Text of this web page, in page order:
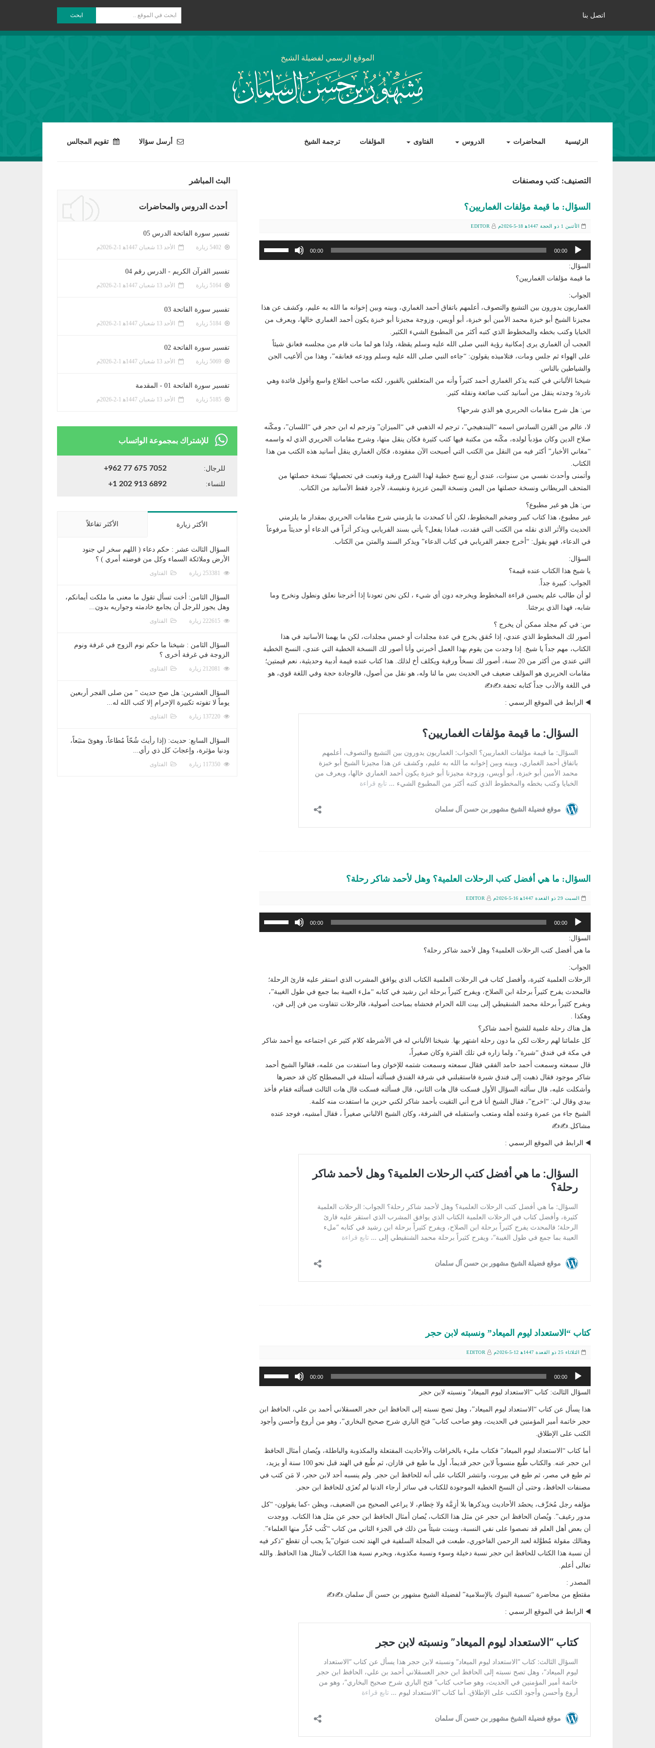
اتصل بنا ابحث
الموقع الرسمي لفضيلة الشيخ
الرئيسية المحاضرات الدروس الفتاوى المؤلفات ترجمة الشيخ أرسل سؤالا تقويم المجالس
التصنيف: كتب ومصنفات
السؤال: ما قيمة مؤلفات الغماريين؟
الأثنين 1 ذو الحجة 1447ﻫ 18-5-2026م EDITOR
مشغل
الصوت
00:00
00:00
لزيادة
السؤال:
ما قيمة مؤلفات الغماريين؟
الجواب:
الغماريون يدورون بين التشيع والتصوف، أعلمهم باتفاق أحمد الغماري، وبينه وبين إخوانه ما الله به عليم، وكشف عن هذا
مجيزنا الشيخ أبو خبزة محمد الأمين أبو خبزة، أبو أويس، وزوجة مجيزنا أبو خبزة يكون أحمد الغماري خالها، ويعرف من
الخبايا وكتب بخطه والمخطوط الذي كتبه أكثر من المطبوع الشيء الكثير.
العجب أن الغماري يرى إمكانية رؤية النبي صلى الله عليه وسلم يقظة، ولذا هو لما مات قام من مجلسه فعانق شيئاً
على الهواء ثم جلس ومات، فتلاميذه يقولون: “جاءه النبي صلى الله عليه وسلم وودعه فعانقه”، وهذا من ألأعيب الجن
والشياطين بالناس.
شيخنا الألباني في كتبه يذكر الغماري أحمد كثيراً وأنه من المتعلقين بالقبور، لكنه صاحب اطلاع واسع وأقول فائدة وهي
نادرة؛ وجدته ينقل من أسانيد كتب ضائعة ونقله كثير.
س: هل شرح مقامات الحريري هو الذي شرحها؟
لا، عالم من القرن السادس اسمه “البندهيجي”، ترجم له الذهبي في “الميزان” وترجم له ابن حجر في “اللسان”، ومكّنه
صلاح الدين وكان مؤدباً لولده، مكّنه من مكتبة فيها كتب كثيرة فكان ينقل منها، وشرح مقامات الحريري الذي له واسمه
“مغاني الأخبار” أكثر فيه من النقل من الكتب التي أصبحت الآن مفقودة، فكان الغماري ينقل أسانيد هذه الكتب من هذا
الكتاب.
وأتمنى وأحدث نفسي من سنوات، عندي أربع نسخ خطية لهذا الشرح ورقية وتعبت في تحصيلها؛ نسخة حصلتها من
المتحف البريطاني ونسخة حصلتها من اليمن ونسخة اليمن عزيزة ونفيسة، لأجرد فقط الأسانيد من الكتاب.
س: هل هو غير مطبوع؟
غير مطبوع، هذا كتاب كبير وضخم المخطوط، لكن أنا كمحدث ما يلزمني شرح مقامات الحريري بمقدار ما يلزمني
الحديث والأثر الذي نقله من الكتب التي فقدت، فماذا يفعل؟ يأتي بسند الفريابي ويذكر أثراً في الدعاء أو حديثاً مرفوعاً
في الدعاء، فهو يقول: “أخرج جعفر الفريابي في كتاب الدعاء” ويذكر السند والمتن من الكتاب.
السؤال:
يا شيخ هذا الكتاب عنده قيمة؟
الجواب: كبيرة جداً.
لو أن طالب علم يحسن قراءة المخطوط ويخرجه دون أي شيء ، لكن نحن تعودنا إذا أخرجنا نعلق ونطول ونخرج وما
شابه، فهذا الذي يرجئنا.
س: في كم مجلد ممكن أن يخرج ؟
أصور لك المخطوط الذي عندي، إذا حُقق يخرج في عدة مجلدات أو خمس مجلدات، لكن ما يهمنا الأسانيد في هذا
الكتاب، مهم جداً يا شيخ. إذا وجدت من يقوم بهذا العمل أخبرني وأنا أصور لك النسخة الخطية التي عندي، النسخ الخطية
التي عندي من أكثر من 20 سنة، أصور لك نسخاً ورقية ويكلف أخ لذلك. هذا كتاب عنده قيمة أدبية وحديثية، نعم قيمتين؛
مقامات الحريري هو المؤلف ضعيف في الحديث بس ما لنا وله، هو نقل من أصول، فالوجادة حجة وفي اللغة قوي، هو
في اللغة والأدب جداً كتابه تحفة.✍️✍️
◀️ الرابط في الموقع الرسمي :
السؤال: ما هي أفضل كتب الرحلات العلمية؟ وهل لأحمد شاكر رحلة؟
السبت 29 ذو القعدة 1447ﻫ 16-5-2026م EDITOR
مشغل
الصوت
00:00
00:00
السؤال:
ما هي أفضل كتب الرحلات العلمية؟ وهل لأحمد شاكر رحلة؟
الجواب:
الرحلات العلمية كثيرة، وأفضل كتاب في الرحلات العلمية الكتاب الذي يوافق المشرب الذي استقر عليه قارئ الرحلة؛
فالمحدث يفرح كثيراً برحلة ابن الصلاح، ويفرح كثيراً برحلة ابن رشيد في كتابه “ملء العيبة بما جمع في طول الغيبة”،
ويفرح كثيراً برحلة محمد الشنقيطي إلى بيت الله الحرام فحشاه بمباحث أصولية، فالرحلات تتفاوت من فن إلى فن،
وهكذا .
هل هناك رحلة علمية للشيخ أحمد شاكر؟
كل علمائنا لهم رحلات لكن ما دون رحلة اشتهر بها. شيخنا الألباني له في الأشرطة كلام كثير عن اجتماعه مع أحمد شاكر
في مكة في فندق “شبرة”، ولما زاره في تلك الفترة وكان صغيراً،
قال سمعته وسمعت أحمد حامد الفقي فقال سمعته وسمعت شتمه للإخوان وما استفدت من علمه، فقالوا الشيخ أحمد
شاكر موجود فقال ذهبت إلى فندق شبرة فاستقبلني في شرفة الفندق فسألته أسئلة في المصطلح كان قد حضرها
وأشكلت عليه، قال سألته السؤال الأول فسكت قال هات الثاني، قال فسألته فسكت قال هات الثالث فسألته فقام فأخذ
بيدي وقال لي: “اخرج”، فقال الشيخ أنا فرح أني التقيت بأحمد شاكر لكني حزين ما استفدت منه كلمة.
الشيخ جاء من عمرة وعنده أهله ومتعب واستقبله في الشرفة، وكان الشيخ الالباني صغيراً ، فقال أمشيه، فوجد عنده
مشاكل.✍️✍️
◀️ الرابط في الموقع الرسمي :
كتاب “الاستعداد ليوم الميعاد” ونسبته لابن حجر
الثلاثاء 25 ذو القعدة 1447ﻫ 12-5-2026م EDITOR
مشغل
الصوت
00:00
00:00
أعلى/
أسفل
السؤال الثالث: كتاب “الاستعداد ليوم الميعاد” ونسبته لابن حجر
هذا يسأل عن كتاب “الاستعداد ليوم الميعاد”، وهل تصح نسبته إلى الحافظ ابن حجر العسقلاني أحمد بن علي، الحافظ ابن
حجر خاتمة أمير المؤمنين في الحديث، وهو صاحب كتاب” فتح الباري شرح صحيح البخاري”، وهو من أروع وأحسن وأجود
الكتب على الإطلاق.
أما كتاب “الاستعداد ليوم الميعاد” فكتاب مليء بالخرافات والأحاديث المفتعلة والمكذوبة والباطلة، ويُصان أمثال الحافظ
ابن حجر عنه. والكتاب طُبع منسوباً لابن حجر قديماً، أول ما طبع في قازان، ثم طُبع في الهند قبل نحو 100 سنة أو يزيد،
ثم طبع في مصر، ثم طبع في بيروت، وانتشر الكتاب على أنه للحافظ ابن حجر. ولم ينسبه أحد لابن حجر، لا مَن كتب في
مصنفات الحافظ، وحتى أن النسخ الخطية الموجودة للكتاب في سائر أرجاء الدنيا لم تُعزَى للحافظ ابن حجر.
مؤلفه رجل مُخرِّف، يحصُد الأحاديث ويذكرها بلا أزِمَّة ولا خِطام، لا يراعي الصحيح من الضعيف، ويظن -كما يقولون- “كل
مدور رغيف”. ويُصان الحافظ ابن حجر عن مثل هذا الكتاب، يُصان أمثال الحافظ ابن حجر عن مثل هذا الكتاب. ووجدت
أن بعض أهل العلم قد نصصوا على نفي النسبة، وبينت شيئاً من ذلك في الجزء الثاني من كتاب “كُتب حُذِّر منها العلماء”.
وهنالك مقولة مُطوَّلة لعبد الرحمن الفاخوري، طبعت في المجلة السلفية في الهند تحت عنوان”يدٌ يجب أن تقطع “ذكر فيه
أن نسبة هذا الكتاب للحافظ ابن حجر نسبة دخيلة وسوء ونسبة مكذوبة، ويحرم نسبة هذا الكتاب لأمثال هذا الحافظ. والله
تعالى أعلم.
المصدر :
مقتطع من محاضرة “تسمية البنوك بالإسلامية” لفضيلة الشيخ مشهور بن حسن آل سلمان.✍️✍️
◀️ الرابط في الموقع الرسمي :
البث المباشر
أحدث الدروس والمحاضرات
تفسير سورة الفاتحة الدرس 05
الأحد 13 شعبان 1447ﻫ 1-2-2026م
تفسير القرآن الكريم - الدرس رقم 04
الأحد 13 شعبان 1447ﻫ 1-2-2026م
تفسير سورة الفاتحة 03
الأحد 13 شعبان 1447ﻫ 1-2-2026م
تفسير سورة الفاتحة 02
الأحد 13 شعبان 1447ﻫ 1-2-2026م
تفسير سورة الفاتحة 01 - المقدمة
الأحد 13 شعبان 1447ﻫ 1-2-2026م
للإشتراك بمجموعة الواتساب
للرجال: +962 77 675 7052
للنساء: +1 202 913 6892
الأكثر زيارة الأكثر تفاعلاً
السؤال الثالث عشر : حكم دعاء ( اللهم سخر لي جنود
الأرض وملائكة السماء وكل من فوضته أمري ) ؟
الفتاوى
السؤال الثامن: أخت تسأل تقول ما معنى ما ملكت أيمانكم،
وهل يجوز للرجل أن يجامع خادمته وجواريه بدون...
الفتاوى
السؤال الثامن : شيخنا ما حكم نوم الزوج في غرفة ونوم
الزوجة في غرفة أخرى ؟
الفتاوى
السؤال العشرين: هل صح حديث " من صلى الفجر أربعين
يوماً لا تفوته تكبيرة الإحرام إلا كتب الله له...
الفتاوى
السؤال السابع: حديث: (إذا رأيتَ شُحّاً مُطاعاً، وهوىً متبَعاً،
ودنيا مؤثرة، وإعجابَ كل ذي رأي...
الفتاوى